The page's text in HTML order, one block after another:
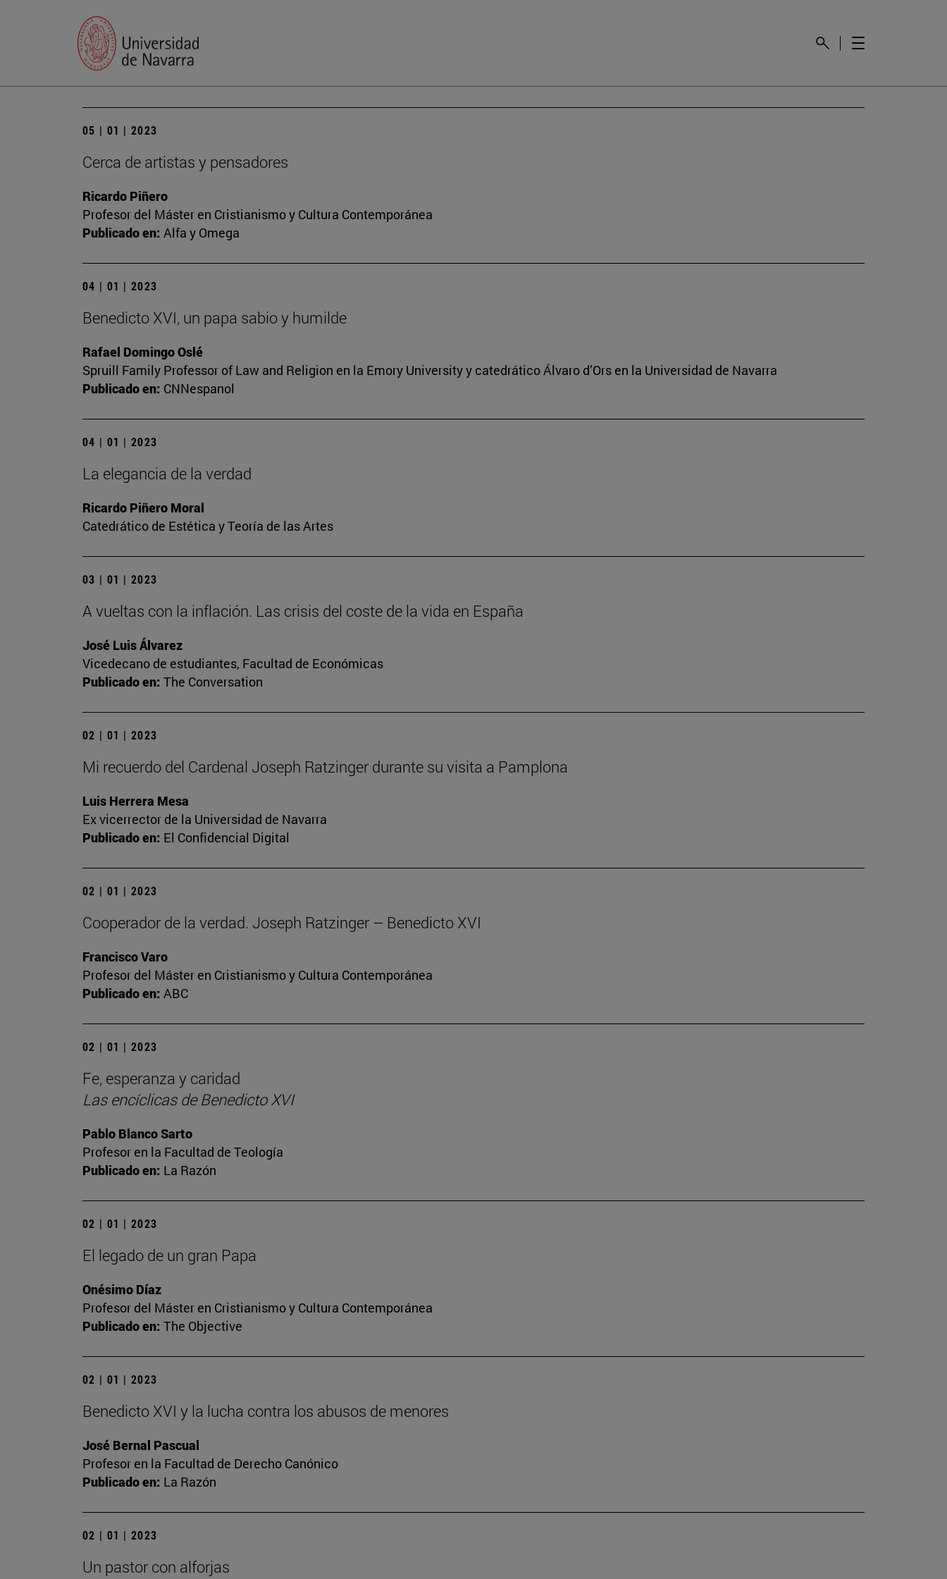
05 | 01 | 2023
Cerca de artistas y pensadores
Ricardo Piñero
Profesor del Máster en Cristianismo y Cultura Contemporánea
Publicado en: Alfa y Omega
04 | 01 | 2023
Benedicto XVI, un papa sabio y humilde
Rafael Domingo Oslé
Spruill Family Professor of Law and Religion en la Emory University y catedrático Álvaro d’Ors en la Universidad de Navarra
Publicado en: CNNespanol
04 | 01 | 2023
La elegancia de la verdad
Ricardo Piñero Moral
Catedrático de Estética y Teoría de las Artes
03 | 01 | 2023
A vueltas con la inflación. Las crisis del coste de la vida en España
José Luis Álvarez
Vicedecano de estudiantes, Facultad de Económicas
Publicado en: The Conversation
02 | 01 | 2023
Mi recuerdo del Cardenal Joseph Ratzinger durante su visita a Pamplona
Luis Herrera Mesa
Ex vicerrector de la Universidad de Navarra
Publicado en: El Confidencial Digital
02 | 01 | 2023
Cooperador de la verdad. Joseph Ratzinger – Benedicto XVI
Francisco Varo
Profesor del Máster en Cristianismo y Cultura Contemporánea
Publicado en: ABC
02 | 01 | 2023
Fe, esperanza y caridad
Las encíclicas de Benedicto XVI
Pablo Blanco Sarto
Profesor en la Facultad de Teología
Publicado en: La Razón
02 | 01 | 2023
El legado de un gran Papa
Onésimo Díaz
Profesor del Máster en Cristianismo y Cultura Contemporánea
Publicado en: The Objective
02 | 01 | 2023
Benedicto XVI y la lucha contra los abusos de menores
José Bernal Pascual
Profesor en la Facultad de Derecho Canónico
Publicado en: La Razón
02 | 01 | 2023
Un pastor con alforjas